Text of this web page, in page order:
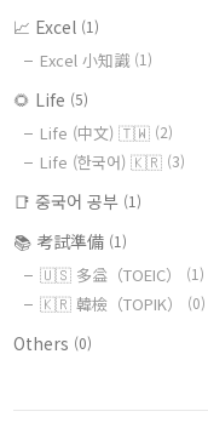
📈 Excel (1)
Excel 小知識 (1)
🌻 Life (5)
Life (中文) 🇹🇼 (2)
Life (한국어) 🇰🇷 (3)
📑 중국어 공부 (1)
📚 考試準備 (1)
🇺🇸 多益（TOEIC） (1)
🇰🇷 韓檢（TOPIK） (0)
Others (0)